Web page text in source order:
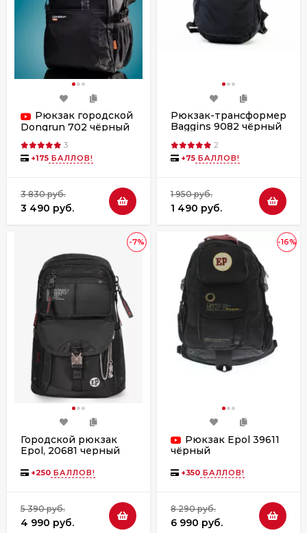
Рюкзак городской
Dongrun 702 чёрный
3
+175 БАЛЛОВ!
3 830 руб.
3 490 руб.
Рюкзак-трансформер
Baggins 9082 чёрный
2
+75 БАЛЛОВ!
1 950 руб.
1 490 руб.
-7%
Городской рюкзак
Epol, 20681 черный
+250 БАЛЛОВ!
5 390 руб.
4 990 руб.
-16%
Рюкзак Epol 39611
чёрный
+350 БАЛЛОВ!
8 290 руб.
6 990 руб.